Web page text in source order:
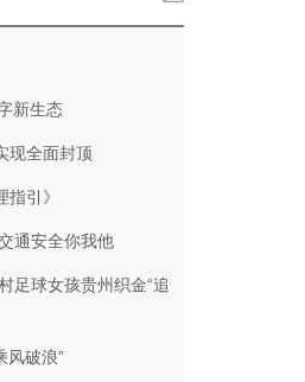
新生态
现全面封顶
引》
通安全你我他
足球女孩贵州织金“追
风破浪”